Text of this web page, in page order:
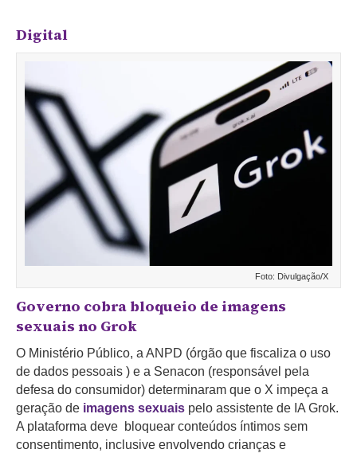
Digital
Foto: Divulgação/X
Governo cobra bloqueio de imagens
sexuais no Grok
O Ministério Público, a ANPD (órgão que fiscaliza o uso
de dados pessoais ) e a Senacon (responsável pela
defesa do consumidor) determinaram que o X impeça a
geração de imagens sexuais pelo assistente de IA Grok.
A plataforma deve bloquear conteúdos íntimos sem
consentimento, inclusive envolvendo crianças e